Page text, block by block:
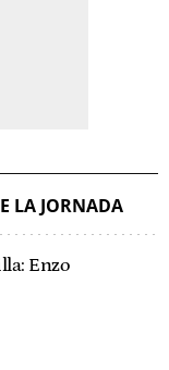
LA JORNADA
Enzo